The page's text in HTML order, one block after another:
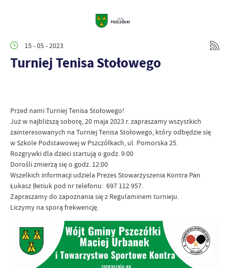
15 - 05 - 2023
Turniej Tenisa Stołowego
Przed nami Turniej Tenisa Stołowego!
Już w najbliższą sobotę, 20 maja 2023 r. zapraszamy wszystkich
zainteresowanych na Turniej Tenisa Stołowego, który odbędzie się
w Szkole Podstawowej w Pszczółkach, ul. Pomorska 25.
Rozgrywki dla dzieci startują o godz. 9:00
Dorośli zmierzą się o godz. 12:00
Wszelkich informacji udziela Prezes Stowarzyszenia Kontra Pan
Łukasz Betiuk pod nr telefonu: 697 112 957.
Zapraszamy do zapoznania się z Regulaminem turnieju.
Liczymy na sporą frekwencję.